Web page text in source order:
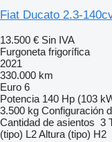
Fiat Ducato 2.3-
13.500 € Sin IVA
Furgoneta frigorífica
2021
330.000 km
Euro 6
Potencia 140 Hp (103
3.500 kg Configuración
Cantidad de asientos 3
(tipo) L2Altura (tipo) H2